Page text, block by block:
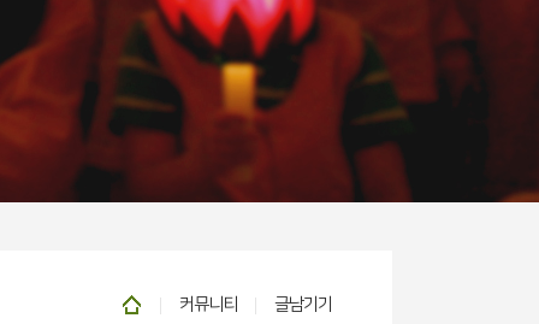
커뮤니티 글남기기